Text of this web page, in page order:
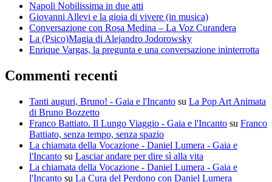
Napoli Nobilissima in due atti
Giovanni Allevi e la gioia di vivere (in musica)
Conversazione con Rosa Medina – La Voz Curandera
La (Psico)Magia di Alejandro Jodorowsky
Enrique Vargas, la pregunta e una conversazione ininterrotta
Commenti recenti
Tanti auguri, Bruno! - Gaia e l'Incanto su La Pop Art Animata
di Bruno Bozzetto
Franco Battiato. Il Lungo Viaggio - Gaia e l'Incanto su Franco
Battiato, senza tempo, senza spazio
La chiamata della Vocazione - Daniel Lumera - Gaia e
l'Incanto su Lasciar andare per dire sì alla vita
La chiamata della Vocazione - Daniel Lumera - Gaia e
l'Incanto su La Cura del Perdono con Daniel Lumera